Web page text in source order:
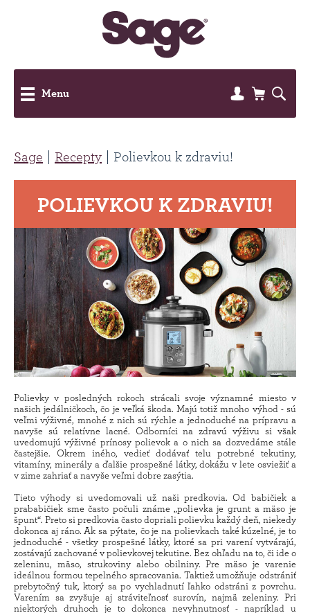
Menu
Sage Recepty Polievkou k zdraviu!
POLIEVKOU K ZDRAVIU!
Polievky v posledných rokoch strácali svoje významné miesto v
našich jedálničkoch, čo je veľká škoda. Majú totiž mnoho výhod - sú
veľmi výživné, mnohé z nich sú rýchle a jednoduché na prípravu a
navyše sú relatívne lacné. Odborníci na zdravú výživu si však
uvedomujú výživné prínosy polievok a o nich sa dozvedáme stále
častejšie. Okrem iného, vedieť dodávať telu potrebné tekutiny,
vitamíny, minerály a ďalšie prospešné látky, dokážu v lete osviežiť a
v zime zahriať a navyše veľmi dobre zasýtia.
Tieto výhody si uvedomovali už naši predkovia. Od babičiek a
prababičiek sme často počuli známe „polievka je grunt a mäso je
špunt“. Preto si predkovia často dopriali polievku každý deň, niekedy
dokonca aj ráno. Ak sa pýtate, čo je na polievkach také kúzelné, je to
jednoduché - všetky prospešné látky, ktoré sa pri varení vytvárajú,
zostávajú zachované v polievkovej tekutine. Bez ohľadu na to, či ide o
zeleninu, mäso, strukoviny alebo obilniny. Pre mäso je varenie
ideálnou formou tepelného spracovania. Taktiež umožňuje odstrániť
prebytočný tuk, ktorý sa po vychladnutí ľahko odstráni z povrchu.
Varením sa zvyšuje aj stráviteľnosť surovín, najmä zeleniny. Pri
niektorých druhoch je to dokonca nevyhnutnosť - napríklad u